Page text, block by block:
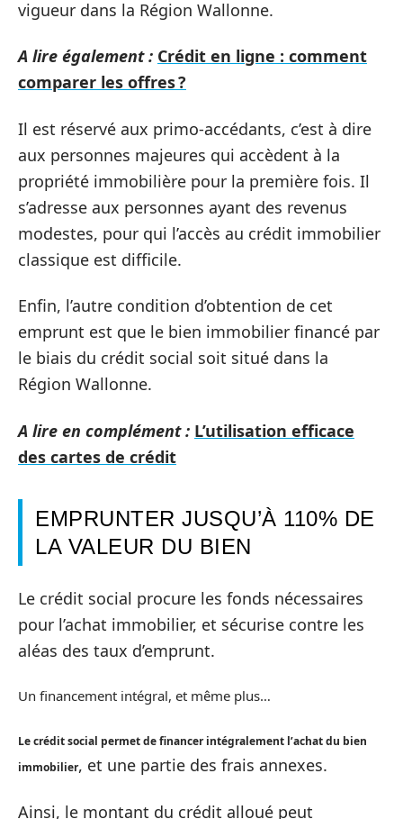
vigueur dans la Région Wallonne.
A lire également : Crédit en ligne : comment
comparer les offres ?
Il est réservé aux primo-accédants, c’est à dire
aux personnes majeures qui accèdent à la
propriété immobilière pour la première fois. Il
s’adresse aux personnes ayant des revenus
modestes, pour qui l’accès au crédit immobilier
classique est difficile.
Enfin, l’autre condition d’obtention de cet
emprunt est que le bien immobilier financé par
le biais du crédit social soit situé dans la
Région Wallonne.
A lire en complément : L’utilisation efficace
des cartes de crédit
EMPRUNTER JUSQU’À 110% DE
LA VALEUR DU BIEN
Le crédit social procure les fonds nécessaires
pour l’achat immobilier, et sécurise contre les
aléas des taux d’emprunt.
Un financement intégral, et même plus…
Le crédit social permet de financer intégralement l’achat du bien
immobilier, et une partie des frais annexes.
Ainsi, le montant du crédit alloué peut